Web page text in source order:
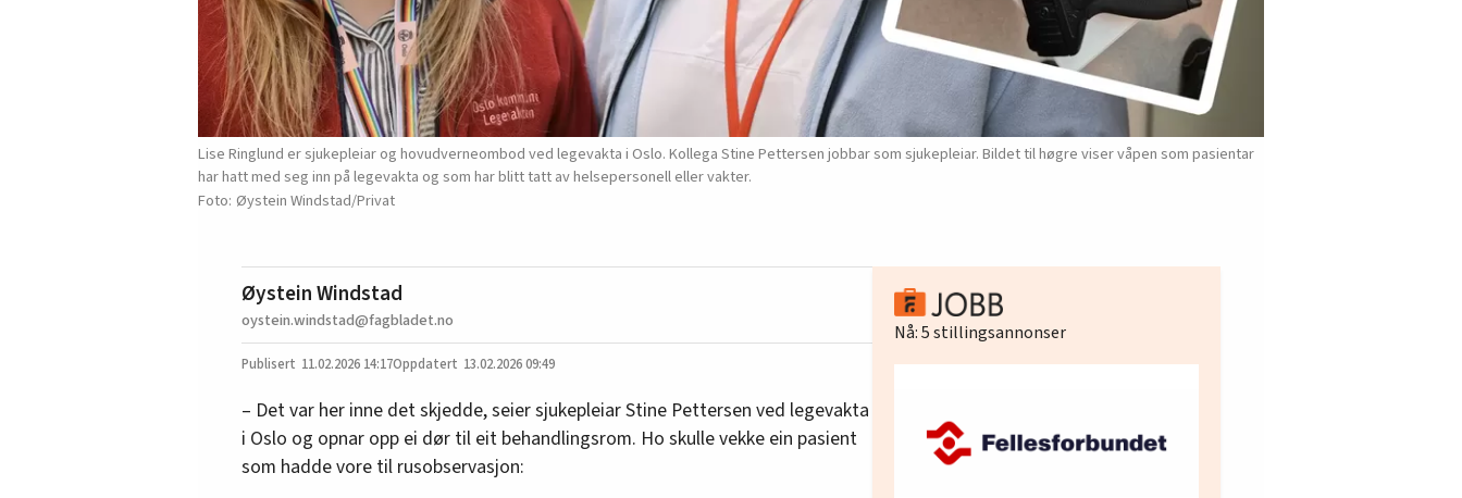
Lise Ringlund er sjukepleiar og hovudverneombod ved legevakta i Oslo. Kollega Stine Pettersen jobbar som sjukepleiar. Bildet til høgre viser våpen som pasientar
har hatt med seg inn på legevakta og som har blitt tatt av helsepersonell eller vakter.
Øystein Windstad/Privat
Øystein Windstad
oystein.windstad@fagbladet.no
11.02.2026 14:17 13.02.2026 09:49
– Det var her inne det skjedde, seier sjukepleiar Stine Pettersen ved legevakta
i Oslo og opnar opp ei dør til eit behandlingsrom. Ho skulle vekke ein pasient
som hadde vore til rusobservasjon:
Nå:5stillingsannonser